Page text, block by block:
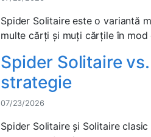
Spider Solitaire este o variantă
multe cărți și muți cărțile în mod
Spider Solitaire
strategie
07/23/2026
Spider Solitaire și Solitaire